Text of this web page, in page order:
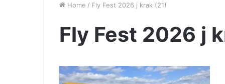
Home / Fly Fest 2026 j krak (21)
Fly Fest 2026 j